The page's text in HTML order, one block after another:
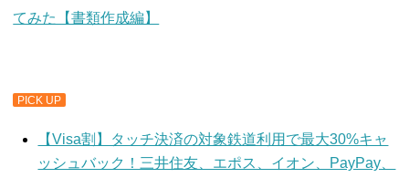
てみた【書類作成編】
PICK UP
【Visa割】タッチ決済の対象鉄道利用で最大30%キャ
ッシュバック！三井住友、エポス、イオン、PayPay、